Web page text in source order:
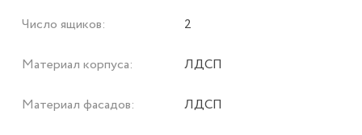
Число ящиков: 2
Материал корпуса: ЛДСП
Материал фасадов: ЛДСП